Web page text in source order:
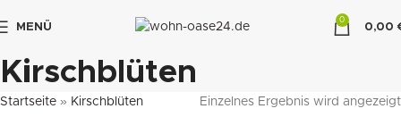
MENÜ
0
0,00
Kirschblüten
Startseite » Kirschblüten Einzelnes Ergebnis wird angezeigt